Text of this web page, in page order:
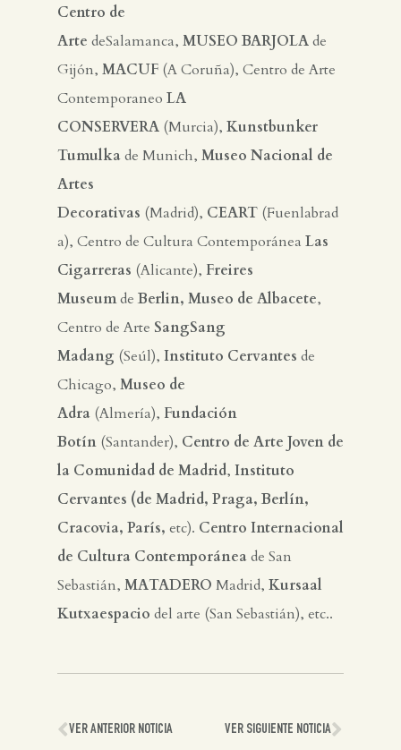
Centro de
Arte deSalamanca, MUSEO BARJOLAde
Gijón, MACUF (A Coruña), Centro de Arte
Contemporaneo LA
CONSERVERA (Murcia), Kunstbunker
Tumulkade Munich, Museo Nacional de
Artes
Decorativas (Madrid), CEART (Fuenlabrad
a), Centro de Cultura Contemporánea Las
Cigarreras (Alicante), Freires
MuseumdeBerlin, Museo de Albacete,
Centro de Arte SangSang
Madang (Seúl), Instituto Cervantes de
Chicago, Museo de
Adra (Almería), Fundación
Botín (Santander), Centro de Arte Joven de
la Comunidad de Madrid, Instituto
Cervantes (de Madrid, Praga, Berlín,
Cracovia, París, etc). Centro Internacional
de Cultura Contemporáneade San
Sebastián, MATADERO Madrid, Kursaal
Kutxaespacio del arte (San Sebastián), etc..
VER ANTERIOR NOTICIA VER SIGUIENTE NOTICIA